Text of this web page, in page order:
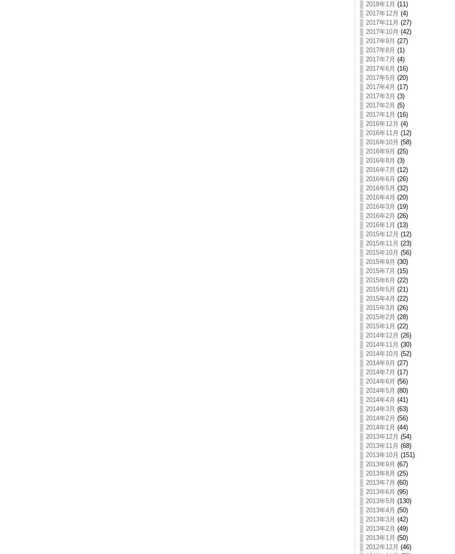
2018年1月 (11)
2017年12月 (4)
2017年11月 (27)
2017年10月 (42)
2017年9月 (27)
2017年8月 (1)
2017年7月 (4)
2017年6月 (16)
2017年5月 (20)
2017年4月 (17)
2017年3月 (3)
2017年2月 (5)
2017年1月 (16)
2016年12月 (4)
2016年11月 (12)
2016年10月 (58)
2016年9月 (25)
2016年8月 (3)
2016年7月 (12)
2016年6月 (26)
2016年5月 (32)
2016年4月 (20)
2016年3月 (19)
2016年2月 (26)
2016年1月 (13)
2015年12月 (12)
2015年11月 (23)
2015年10月 (56)
2015年9月 (30)
2015年7月 (15)
2015年6月 (22)
2015年5月 (21)
2015年4月 (22)
2015年3月 (26)
2015年2月 (28)
2015年1月 (22)
2014年12月 (26)
2014年11月 (30)
2014年10月 (52)
2014年9月 (27)
2014年7月 (17)
2014年6月 (56)
2014年5月 (80)
2014年4月 (41)
2014年3月 (63)
2014年2月 (56)
2014年1月 (44)
2013年12月 (54)
2013年11月 (68)
2013年10月 (151)
2013年9月 (67)
2013年8月 (25)
2013年7月 (60)
2013年6月 (95)
2013年5月 (130)
2013年4月 (50)
2013年3月 (42)
2013年2月 (49)
2013年1月 (50)
2012年12月 (46)